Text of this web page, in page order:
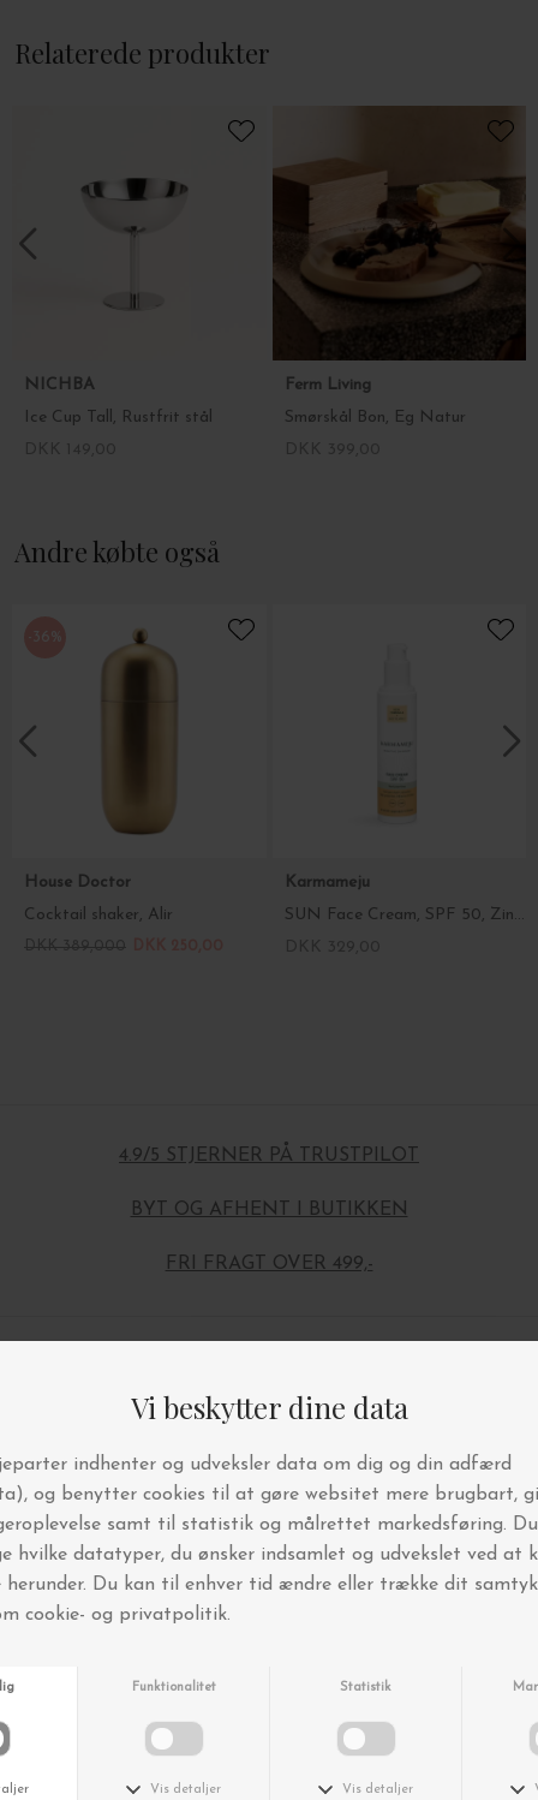
Relaterede produkter
NICHBA
Ice Cup Tall, Rustfrit stål
Ferm Living
Smørskål Bon, Eg Natur
Andre købte også
-36%
House Doctor
Cocktail shaker, Alir
Karmameju
SUN Face Cream, SPF 50, Zinc - Parfumefri
4.9/5 STJERNER PÅ TRUSTPILOT
BYT OG AFHENT I BUTIKKEN
FRI FRAGT OVER 499,-
Andre købte også